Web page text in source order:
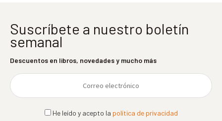
Suscríbete a nuestro boletín
semanal
Descuentos en libros, novedades y mucho más
He leído y acepto la política de privacidad